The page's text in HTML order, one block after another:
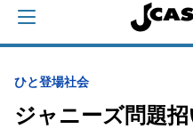
ひと登場社会
ジャニーズ問題招